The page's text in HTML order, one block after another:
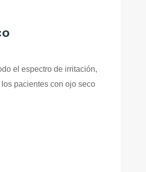
el espectro de irritación,
pacientes con ojo seco